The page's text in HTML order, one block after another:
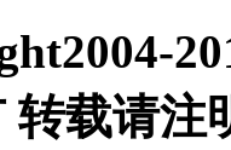
载请注